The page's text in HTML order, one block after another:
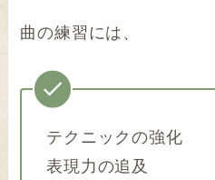
曲の練習には、
テクニックの強化
表現力の追及